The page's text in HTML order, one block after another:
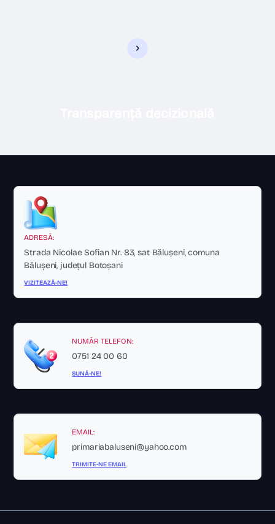
ADRESĂ:
Strada Nicolae Sofian Nr. 83, sat Bălușeni, comuna
Bălușeni, județul Botoșani
VIZITEAZĂ-NE!
NUMĂR TELEFON:
0751 24 00 60
SUNĂ-NE!
EMAIL:
primariabaluseni@yahoo.com
TRIMITE-NE EMAIL